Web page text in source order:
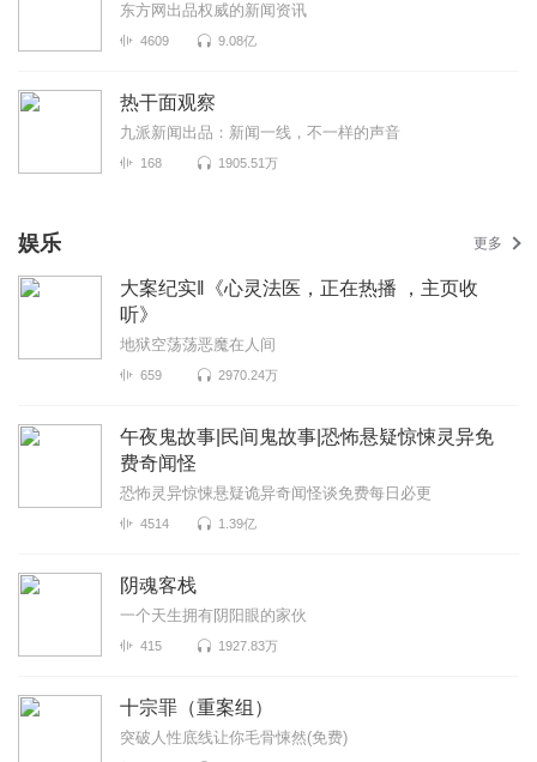
东方网出品权威的新闻资讯
4609 9.08亿
热干面观察
九派新闻出品：新闻一线，不一样的声音
168 1905.51万
娱乐 更多
大案纪实‖《心灵法医，正在热播 ，主页收
听》
地狱空荡荡恶魔在人间
659 2970.24万
午夜鬼故事|民间鬼故事|恐怖悬疑惊悚灵异免
费奇闻怪
恐怖灵异惊悚悬疑诡异奇闻怪谈免费每日必更
4514 1.39亿
阴魂客栈
一个天生拥有阴阳眼的家伙
415 1927.83万
十宗罪（重案组）
突破人性底线让你毛骨悚然(免费)